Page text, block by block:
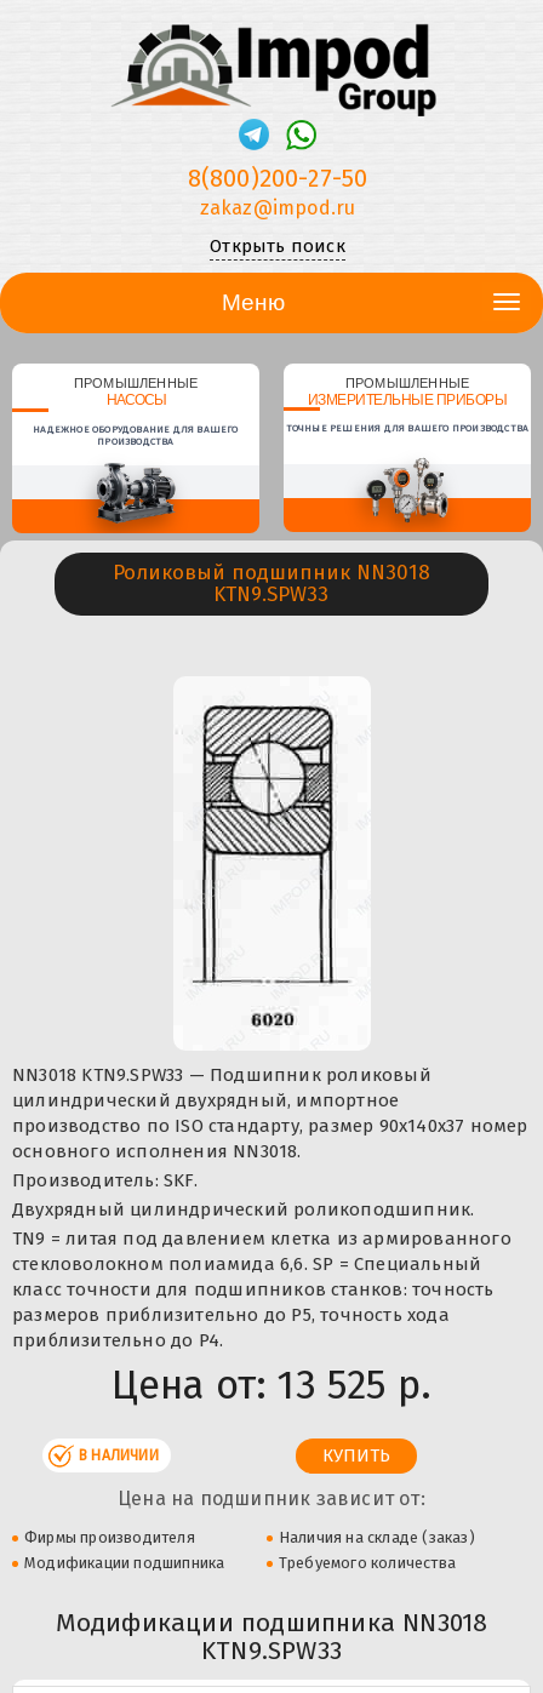
8(800)200-27-50
zakaz@impod.ru
Открыть поиск
Меню
ПРОМЫШЛЕННЫЕ
НАСОСЫ
НАДЕЖНОЕ ОБОРУДОВАНИЕ ДЛЯ ВАШЕГО
ПРОИЗВОДСТВА
ПРОМЫШЛЕННЫЕ
ИЗМЕРИТЕЛЬНЫЕ ПРИБОРЫ
ТОЧНЫЕ РЕШЕНИЯ ДЛЯ ВАШЕГО ПРОИЗВОДСТВА
Роликовый подшипник NN3018
KTN9.SPW33
NN3018 KTN9.SPW33 — Подшипник роликовый
цилиндрический двухрядный, импортное
производство по ISO стандарту, размер 90x140x37 номер
основного исполнения NN3018.
Производитель: SKF.
Двухрядный цилиндрический роликоподшипник.
TN9 = литая под давлением клетка из армированного
стекловолокном полиамида 6,6. SP = Специальный
класс точности для подшипников станков: точность
размеров приблизительно до P5, точность хода
приблизительно до P4.
Цена от: 13 525 р.
В НАЛИЧИИ
Цена на подшипник зависит от:
Фирмы производителя
Наличия на складе (заказ)
Модификации подшипника
Требуемого количества
Модификации подшипника NN3018
KTN9.SPW33